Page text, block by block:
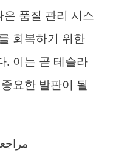
은 품질 관리 시스
회복하기 위한
. 이는 곧 테슬라
요한 발판이 될